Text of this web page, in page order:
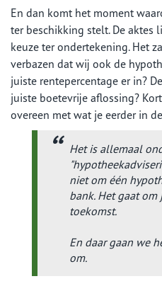
En dan komt het moment
ter beschikking stelt. De
keuze ter ondertekening. Het
verbazen dat wij ook de
juiste rentepercentage er in?
juiste boetevrije aflossing?
overeen met wat je eerder in
Het is allemaal
niet om één
bank. Het gaat om
toekomst.
En daar gaan we
om.